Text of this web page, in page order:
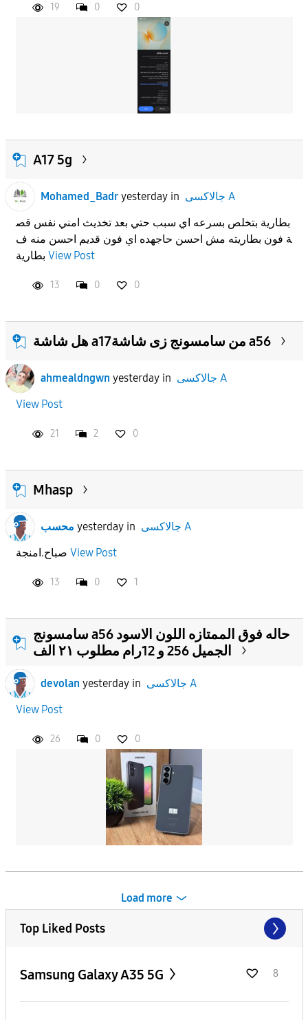
19 0 0
A17 5g
Mohamed_Badr yesterdayin
جالاكسى A
بطارية بتخلص بسرعه اي سبب حتي بعد تخديث امني نفس قص
ة فون بطاريته مش احسن حاجهده اي فون قديم احسن منه ف
View Post
13 0 0
هل شاشة a17من سامسونج زى شاشة a56
ahmealdngwn yesterdayin
جالاكسى A
View Post
21 2 0
Mhasp
محسب yesterdayin
جالاكسى A
View Post
13 0 1
سامسونج a56 حاله فوق الممتازه اللون الاسود
الجميل 256 و 12رام مطلوب ٢١ الف
devolan yesterdayin
جالاكسى A
View Post
26 0 0
Load more
Top Liked Posts
Samsung Galaxy A35 5G 8